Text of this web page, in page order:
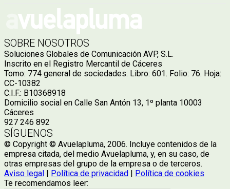
SOBRE NOSOTROS
Soluciones Globales de Comunicación AVP, S.L.
Inscrito en el Registro Mercantil de Cáceres
Tomo: 774 general de sociedades. Libro: 601. Folio: 76. Hoja:
CC-10382
C.I.F.: B10368918
Domicilio social en Calle San Antón 13, 1º planta 10003
Cáceres
927 246 892
SÍGUENOS
© Copyright © Avuelapluma, 2006. Incluye contenidos de la
empresa citada, del medio Avuelapluma, y, en su caso, de
otras empresas del grupo de la empresa o de terceros.
Aviso legal
Política de privacidad
Política de cookies
Te recomendamos leer: